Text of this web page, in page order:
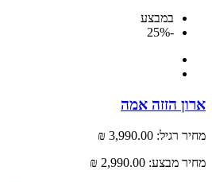
במבצע
הזזה אמה
רגיל: 3,990.00 ₪
מבצע: 2,990.00 ₪